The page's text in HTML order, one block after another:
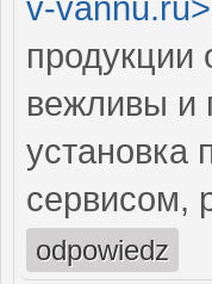
v-vannu.ru>
продукции
вежливы и
установка
сервисом,
odpowiedz